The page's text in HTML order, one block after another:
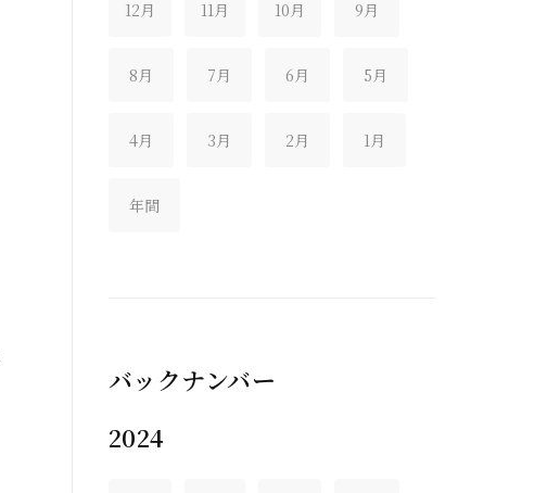
12月 11月 10月 9月
8月 7月 6月 5月
4月 3月 2月 1月
年間
バックナンバー
2024